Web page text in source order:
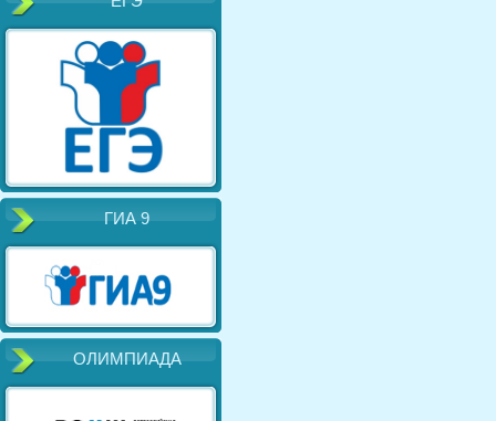
ГИА 9
ОЛИМПИАДА